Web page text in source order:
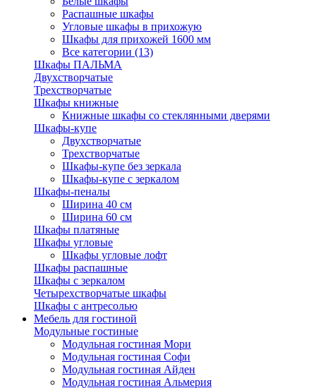
Распашные шкафы
Угловые шкафы в прихожую
Шкафы для прихожей 1600 мм
Все категории (13)
Шкафы ПАЛЬМА
Двухстворчатые
Трехстворчатые
Шкафы книжные
Книжные шкафы со стеклянными дверями
Шкафы-купе
Двухстворчатые
Трехстворчатые
Шкафы-купе без зеркала
Шкафы-купе с зеркалом
Шкафы-пеналы
Ширина 40 см
Ширина 60 см
Шкафы платяные
Шкафы угловые
Шкафы угловые лофт
Шкафы распашные
Шкафы с зеркалом
Четырехстворчатые шкафы
Шкафы с антресолью
Мебель для гостиной
Модульные гостиные
Модульная гостиная Мори
Модульная гостиная Софи
Модульная гостиная Айден
Модульная гостиная Альмерия